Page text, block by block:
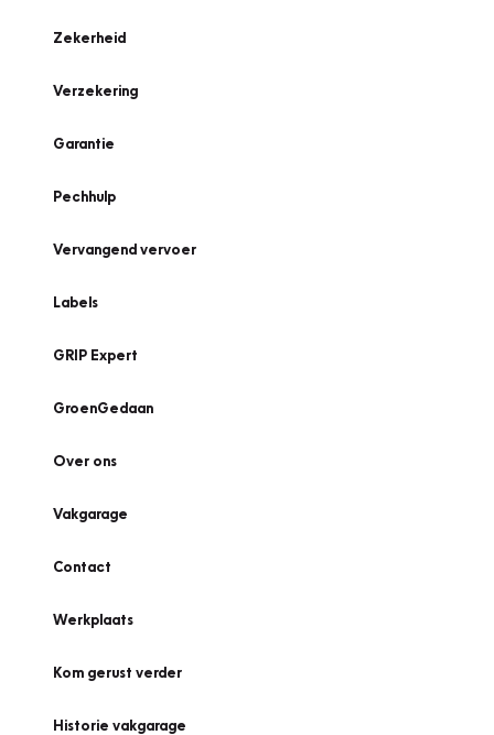
Zekerheid
Verzekering
Garantie
Pechhulp
Vervangend vervoer
Labels
GRIP Expert
GroenGedaan
Over ons
Vakgarage
Contact
Werkplaats
Kom gerust verder
Historie vakgarage